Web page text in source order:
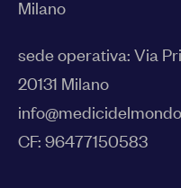
Milano
sede operativa: Via
20131 Milano
CF: 96477150583